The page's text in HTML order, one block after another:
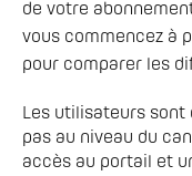
de votre
vous commencez à
pour comparer les
Les utilisateurs sont
pas au niveau du
accès au portail et